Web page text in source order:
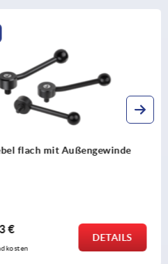
flach Edelstahl mit
€
DETAILS